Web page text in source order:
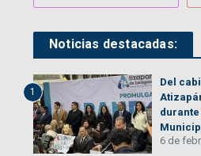
Noticias destacadas:
1
Del
6 de